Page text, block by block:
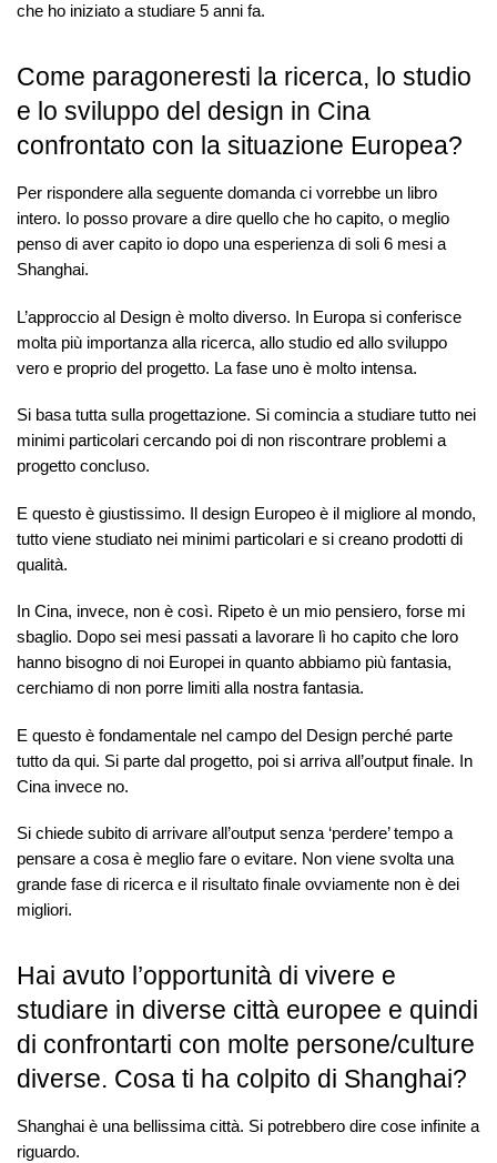
che ho iniziato a studiare 5 anni fa.
Come paragoneresti la ricerca, lo studio
e lo sviluppo del design in Cina
confrontato con la situazione Europea?
Per rispondere alla seguente domanda ci vorrebbe un libro
intero. Io posso provare a dire quello che ho capito, o meglio
penso di aver capito io dopo una esperienza di soli 6 mesi a
Shanghai.
L’approccio al Design è molto diverso. In Europa si conferisce
molta più importanza alla ricerca, allo studio ed allo sviluppo
vero e proprio del progetto. La fase uno è molto intensa.
Si basa tutta sulla progettazione. Si comincia a studiare tutto nei
minimi particolari cercando poi di non riscontrare problemi a
progetto concluso.
E questo è giustissimo. Il design Europeo è il migliore al mondo,
tutto viene studiato nei minimi particolari e si creano prodotti di
qualità.
In Cina, invece, non è così. Ripeto è un mio pensiero, forse mi
sbaglio. Dopo sei mesi passati a lavorare lì ho capito che loro
hanno bisogno di noi Europei in quanto abbiamo più fantasia,
cerchiamo di non porre limiti alla nostra fantasia.
E questo è fondamentale nel campo del Design perché parte
tutto da qui. Si parte dal progetto, poi si arriva all’output finale. In
Cina invece no.
Si chiede subito di arrivare all’output senza ‘perdere’ tempo a
pensare a cosa è meglio fare o evitare. Non viene svolta una
grande fase di ricerca e il risultato finale ovviamente non è dei
migliori.
Hai avuto l’opportunità di vivere e
studiare in diverse città europee e quindi
di confrontarti con molte persone/culture
diverse. Cosa ti ha colpito di Shanghai?
Shanghai è una bellissima città. Si potrebbero dire cose infinite a
riguardo.